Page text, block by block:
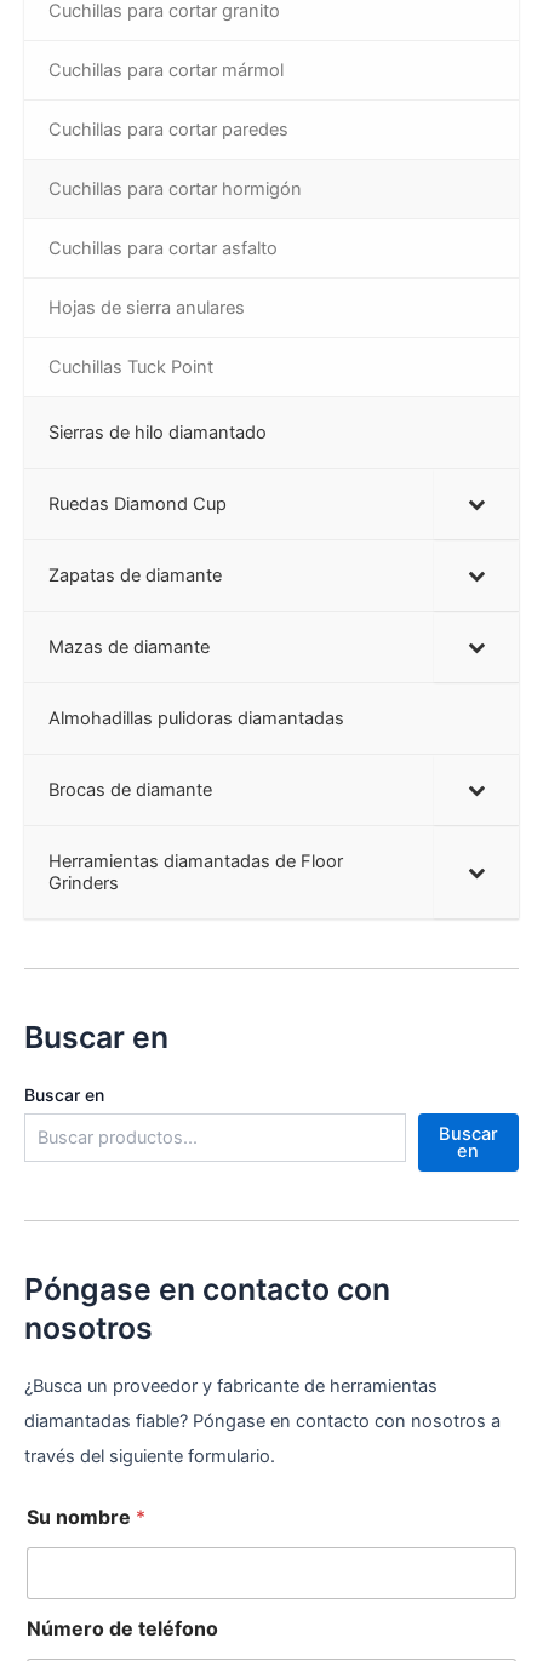
Cuchillas para cortar granito
Cuchillas para cortar mármol
Cuchillas para cortar paredes
Cuchillas para cortar hormigón
Cuchillas para cortar asfalto
Hojas de sierra anulares
Cuchillas Tuck Point
Sierras de hilo diamantado
Ruedas Diamond Cup
Zapatas de diamante
Mazas de diamante
Almohadillas pulidoras diamantadas
Brocas de diamante
Herramientas diamantadas de Floor
Grinders
Buscar en
Buscar en
Buscar
en
Póngase en contacto con
nosotros
¿Busca un proveedor y fabricante de herramientas
diamantadas fiable? Póngase en contacto con nosotros a
través del siguiente formulario.
Su nombre *
Número de teléfono